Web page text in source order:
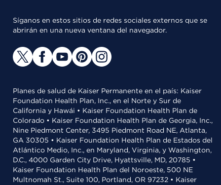
Síganos en estos sitios de redes sociales externos que se
abrirán en una nueva ventana del navegador.
Planes de salud de Kaiser Permanente en el país: Kaiser
Foundation Health Plan, Inc., en el Norte y Sur de
California y Hawái • Kaiser Foundation Health Plan de
Colorado • Kaiser Foundation Health Plan de Georgia, Inc.,
Nine Piedmont Center, 3495 Piedmont Road NE, Atlanta,
GA 30305 • Kaiser Foundation Health Plan de Estados del
Atlántico Medio, Inc., en Maryland, Virginia, y Washington,
D.C., 4000 Garden City Drive, Hyattsville, MD, 20785 •
Kaiser Foundation Health Plan del Noroeste, 500 NE
Multnomah St., Suite 100, Portland, OR 97232 • Kaiser